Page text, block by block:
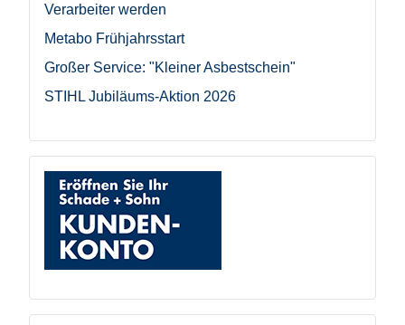
Verarbeiter werden
Metabo Frühjahrsstart
Großer Service: "Kleiner Asbestschein"
STIHL Jubiläums-Aktion 2026